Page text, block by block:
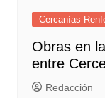
Cercanías
Obras en
entre
Redacción